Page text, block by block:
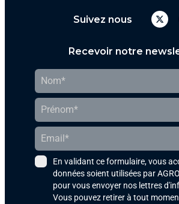
Suivez nous
Recevoir notre
En validant ce formulaire, vous
données soient utilisées par
pour vous envoyer nos lettres
Vous pouvez retirer à tout